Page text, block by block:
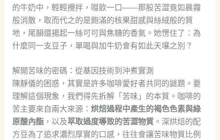
的牛奶中，輕輕攪拌，啜飲一口——那股苦澀竟如晨霧
般消散，取而代之的是飽滿的核果甜感與絲絨般的質
地，尾韻還揚起一絲可可與焦糖的香氣。她愣住了：為
什麼同一支豆子，單喝與加牛奶會有如此天壤之別？
解開苦味的密碼：從基因技術到沖煮實測
陳靜儀的困惑，其實是許多咖啡愛好者共同的謎題。要
理解這個現象，我們得先拆解「苦味」的本質。咖啡的
苦主要來自兩大來源： 烘焙過程中產生的褐色色素與綠
原酸內酯，以及萃取過度導致的苦澀物質。深烘焙的配
方豆為了追求濃烈厚實的口感，往往會讓苦味物質比例